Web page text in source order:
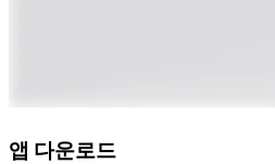
앱 다운로드